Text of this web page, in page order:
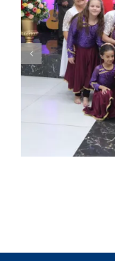
Missionária
em culto de